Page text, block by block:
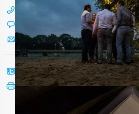
Stuur ons een mailtje
Bel mij terug
Bekijk printbare versie